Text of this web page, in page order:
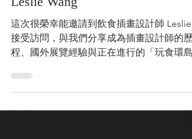
如果沒有核心價值，你不會知道
要表現什麼 —— 飲食插畫設計
Leslie Wang
這次很榮幸能邀請到飲食插畫設計師 Leslie
接受訪問，與我們分享成為插畫設計師的歷
程、國外展覽經驗與正在進行的「玩食環島